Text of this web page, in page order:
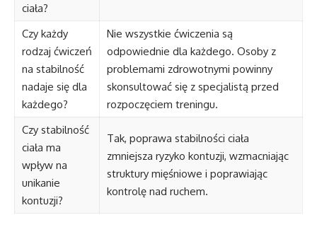
ciała?
Czy każdy
rodzaj ćwiczeń
na stabilność
nadaje się dla
każdego?
Nie wszystkie ćwiczenia są
odpowiednie dla każdego. Osoby z
problemami zdrowotnymi powinny
skonsultować się z specjalistą przed
rozpoczęciem treningu.
Czy stabilność
ciała ma
wpływ na
unikanie
kontuzji?
Tak, poprawa stabilności ciała
zmniejsza ryzyko kontuzji, wzmacniając
struktury mięśniowe i poprawiając
kontrolę nad ruchem.